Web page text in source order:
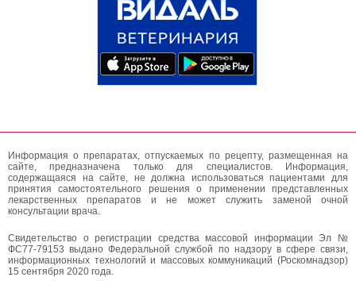
Информация о препаратах, отпускаемых по рецепту, размещенная на
сайте, предназначена только для специалистов. Информация,
содержащаяся на сайте, не должна использоваться пациентами для
принятия самостоятельного решения о применении представленных
лекарственных препаратов и не может служить заменой очной
консультации врача.
Свидетельство о регистрации средства массовой информации Эл №
ФС77-79153 выдано Федеральной службой по надзору в сфере связи,
информационных технологий и массовых коммуникаций (Роскомнадзор)
15 сентября 2020 года.